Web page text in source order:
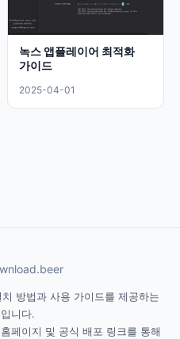
녹스 앱플레이어 최적화
가이드
2025-04-01
방법과 사용 가이드를 제공하는
니다.
페이지 및 공식 배포 링크를 통해